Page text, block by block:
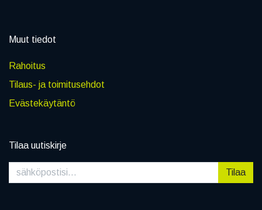
Muut tiedot
Rahoitus
Tilaus- ja toimitusehdot
Evästekäytäntö
Tilaa uutiskirje
Tilaa